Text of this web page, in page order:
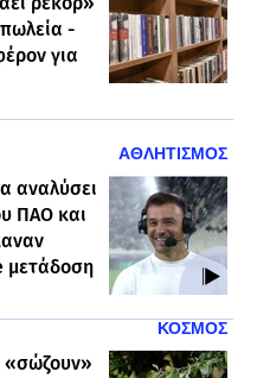
-
για
ΑΘΛΗΤΙΣΜΟΣ
αναλύσει
ΠΑΟ και
μετάδοση
ΚΟΣΜΟΣ